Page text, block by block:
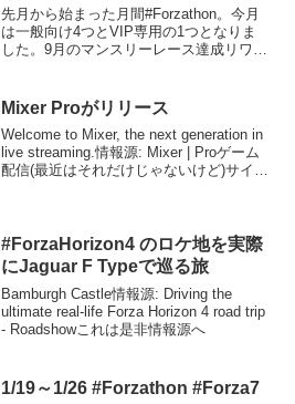
先月から始まった月間#Forzathon。今月
は一般向け4つとVIP専用の1つとなりま
した。9月のマンスリーレース達成リワー
達してクリア。
Mixer Proがリリース
Welcome to Mixer, the next generation in
live streaming.情報源: Mixer | Proゲーム
配信(最近はそれだけじゃないけど)サイト
#ForzaHorizon4 のロケ地を実際
にJaguar F Typeで巡る旅
Bamburgh Castle情報源: Driving the
ultimate real-life Forza Horizon 4 road trip
- Roadshowこれは是非情報源へ
1/19～1/26 #Forzathon #Forza7